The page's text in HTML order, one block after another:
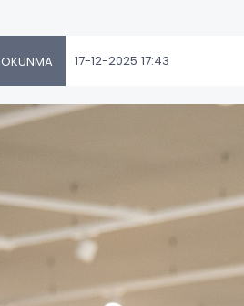
OKUNMA 17-12-2025 17:43